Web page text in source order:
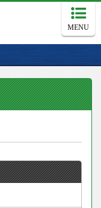
MENU